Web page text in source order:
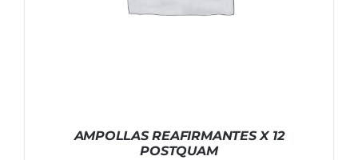
AMPOLLAS REAFIRMANTES X 12
POSTQUAM